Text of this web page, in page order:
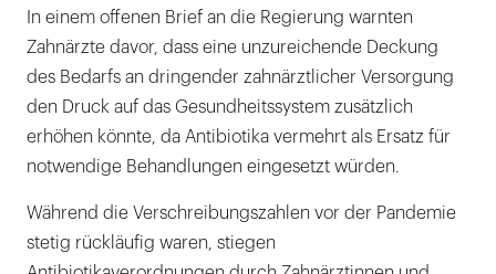
In einem offenen Brief an die Regierung warnten
Zahnärzte davor, dass eine unzureichende Deckung
des Bedarfs an dringender zahnärztlicher Versorgung
den Druck auf das Gesundheitssystem zusätzlich
erhöhen könnte, da Antibiotika vermehrt als Ersatz für
notwendige Behandlungen eingesetzt würden.
Während die Verschreibungszahlen vor der Pandemie
stetig rückläufig waren, stiegen